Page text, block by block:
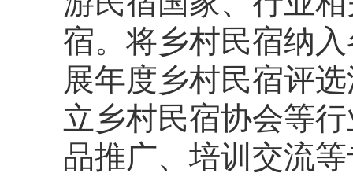
宿。将乡村民宿纳
展年度乡村民宿评
立乡村民宿协会等
品推广、培训交流